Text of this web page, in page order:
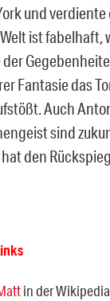
und
ist fabelhaft,
der
Fantasie das
Auch
sind
den
in der